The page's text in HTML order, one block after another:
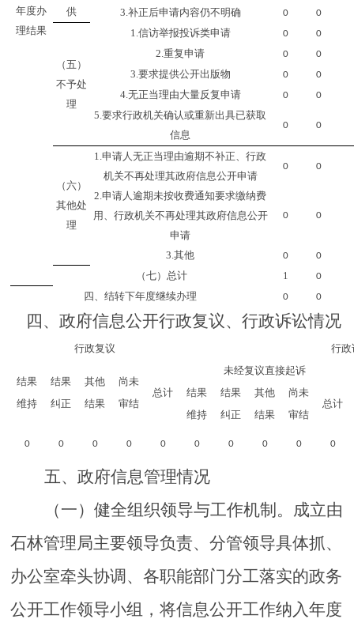
年度办
理结果
供
3.补正后申请内容仍不明确 0 0
（五）
不予处
理
1.信访举报投诉类申请 0 0
2.重复申请 0 0
3.要求提供公开出版物 0 0
4.无正当理由大量反复申请 0 0
5.要求行政机关确认或重新出具已获取
信息
0 0
（六）
其他处
理
1.申请人无正当理由逾期不补正、行政
机关不再处理其政府信息公开申请
0 0
2.申请人逾期未按收费通知要求缴纳费
用、行政机关不再处理其政府信息公开
申请
0 0
3.其他 0 0
（七）总计 1 0
四、结转下年度继续办理 0 0
四、政府信息公开行政复议、行政诉讼情况
行政复议 行政
结果
维持
结果
纠正
其他
结果
尚未
审结
总计
未经复议直接起诉
结果
维持
结果
纠正
其他
结果
尚未
审结
总计
0 0 0 0 0 0 0 0 0 0
五、政府信息管理情况
（一）健全组织领导与工作机制。成立由
石林管理局主要领导负责、分管领导具体抓、
办公室牵头协调、各职能部门分工落实的政务
公开工作领导小组，将信息公开工作纳入年度